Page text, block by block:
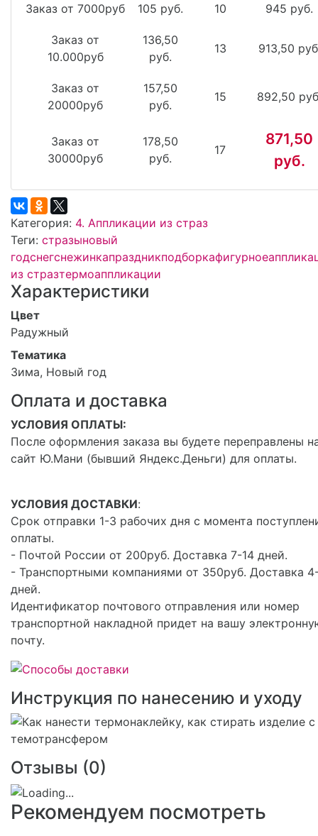
Заказ от 7000руб 105 руб. 10 945 руб.
Заказ от
10.000руб
136,50
руб.
13 913,50
Заказ от
20000руб
157,50
руб.
15 892,50
Заказ от
30000руб
178,50
руб.
17
871,50
руб.
Категория: 4. Аппликации из страз
Теги: стразыновый
годснегснежинкапраздникподборкафигурное
из стразтермоаппликации
Характеристики
Цвет
Радужный
Тематика
Зима, Новый год
Оплата и доставка
УСЛОВИЯ ОПЛАТЫ:
После оформления заказа вы будете переправлены
сайт Ю.Мани (бывший Яндекс.Деньги) для оплаты.
УСЛОВИЯ ДОСТАВКИ:
Срок отправки 1-3 рабочих дня с момента
оплаты.
- Почтой России от 200руб. Доставка 7-14 дней.
- Транспортными компаниями от 350руб. Доставка
дней.
Идентификатор почтового отправления или номер
транспортной накладной придет на вашу
почту.
Инструкция по нанесению и уходу
Отзывы (0)
Рекомендуем посмотреть